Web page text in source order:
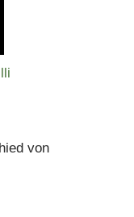
von